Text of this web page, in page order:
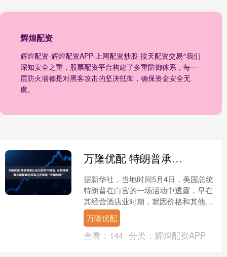
辉煌配资
辉煌配资-辉煌配资APP-上网配资炒股-按天配资交易^我们
深知安全之重，股票配资平台构建了多重防御体系，每一
层防火墙都是对黑客攻击的坚决抵御，确保资金安全无
虞。
万隆优配 特朗普承认自己常买中国货, 此前特朗普大厦被曝纪念品几乎都是“中国制造”
据新华社，当地时间5月4日，美国总统
特朗普在白宫的一场活动中透露，早在
其经营酒店业时期，就因价格和其他原
因“不得不”常买中国货。 资料图（图
源：新华社） 网友纷....
万隆优配
查看： 144 分类： 辉煌配资APP